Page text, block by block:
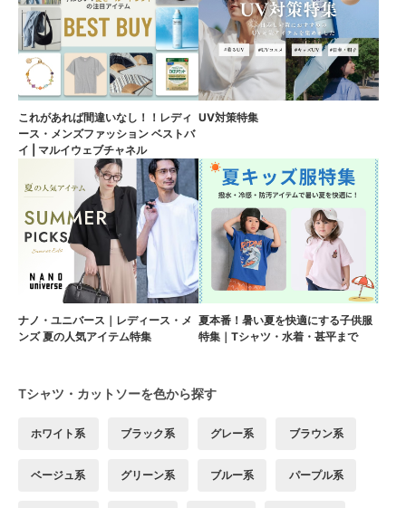
これがあれば間違いなし！！レディ
ース・メンズファッション ベストバ
イ | マルイウェブチャネル
UV対策特集
ナノ・ユニバース｜レディース・メ
ンズ 夏の人気アイテム特集
夏本番！暑い夏を快適にする子供服
特集｜Tシャツ・水着・甚平まで
Tシャツ・カットソーを色から探す
ホワイト系 ブラック系 グレー系 ブラウン系
ベージュ系 グリーン系 ブルー系 パープル系